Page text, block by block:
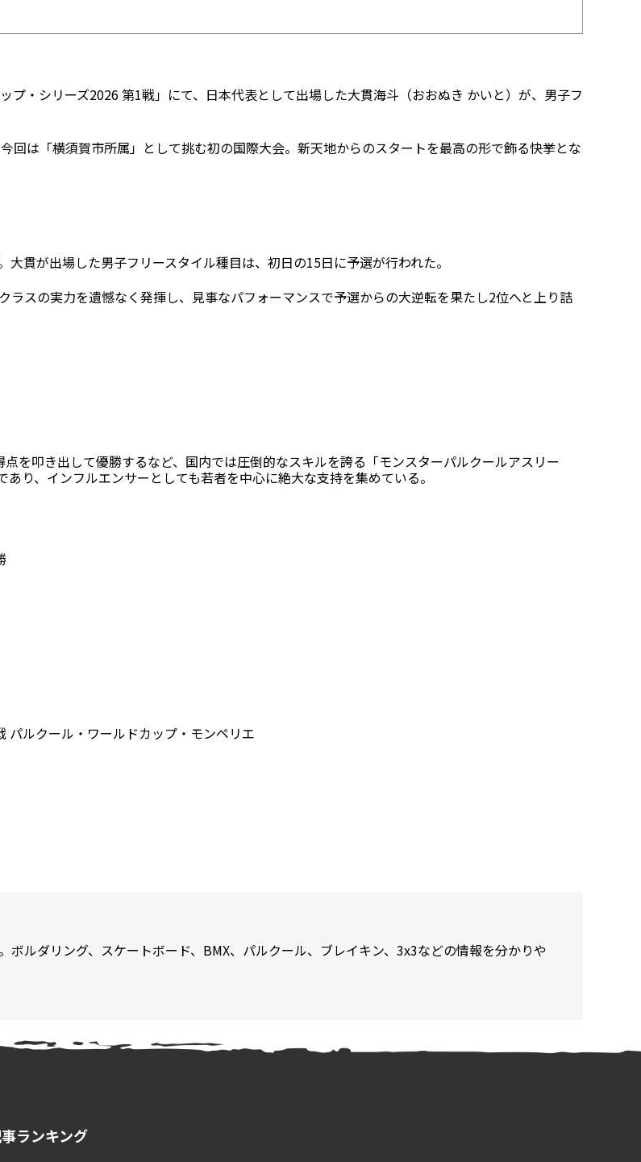
プ・シリーズ2026 第1戦」にて、日本代表として出場した大貫海斗（おおぬき かいと）が、男子フ
回は「横須賀市所属」として挑む初の国際大会。新天地からのスタートを最高の形で飾る快挙とな
貫が出場した男子フリースタイル種目は、初日の15日に予選が行われた。
スの実力を遺憾なく発揮し、見事なパフォーマンスで予選からの大逆転を果たし2位へと上り詰
を叩き出して優勝するなど、国内では圧倒的なスキルを誇る「モンスターパルクールアスリー
り、インフルエンサーとしても若者を中心に絶大な支持を集めている。
パルクール・ワールドカップ・モンペリエ
ボルダリング、スケートボード、BMX、パルクール、ブレイキン、3x3などの情報を分かりや
ランキング